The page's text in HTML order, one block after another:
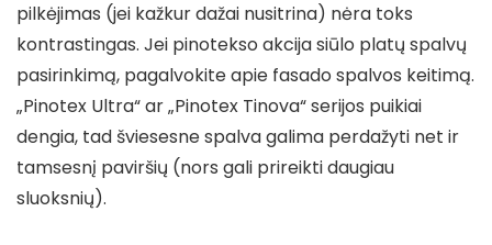
pilkėjimas (jei kažkur dažai nusitrina) nėra toks
kontrastingas. Jei pinotekso akcija siūlo platų spalvų
pasirinkimą, pagalvokite apie fasado spalvos keitimą.
„Pinotex Ultra“ ar „Pinotex Tinova“ serijos puikiai
dengia, tad šviesesne spalva galima perdažyti net ir
tamsesnį paviršių (nors gali prireikti daugiau
sluoksnių).